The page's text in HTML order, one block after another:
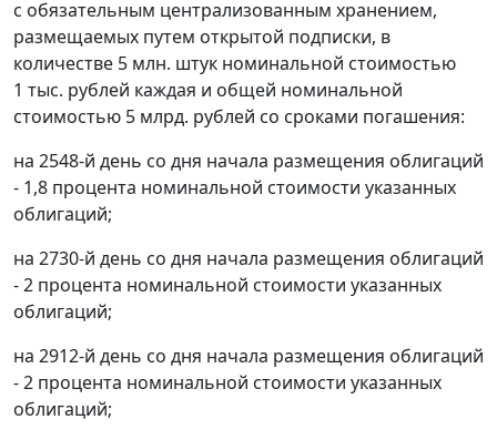
с обязательным централизованным хранением,
размещаемых путем открытой подписки, в
количестве 5 млн. штук номинальной стоимостью
1 тыс. рублей каждая и общей номинальной
стоимостью 5 млрд. рублей со сроками погашения:
на 2548-й день со дня начала размещения облигаций
- 1,8 процента номинальной стоимости указанных
облигаций;
на 2730-й день со дня начала размещения облигаций
- 2 процента номинальной стоимости указанных
облигаций;
на 2912-й день со дня начала размещения облигаций
- 2 процента номинальной стоимости указанных
облигаций;